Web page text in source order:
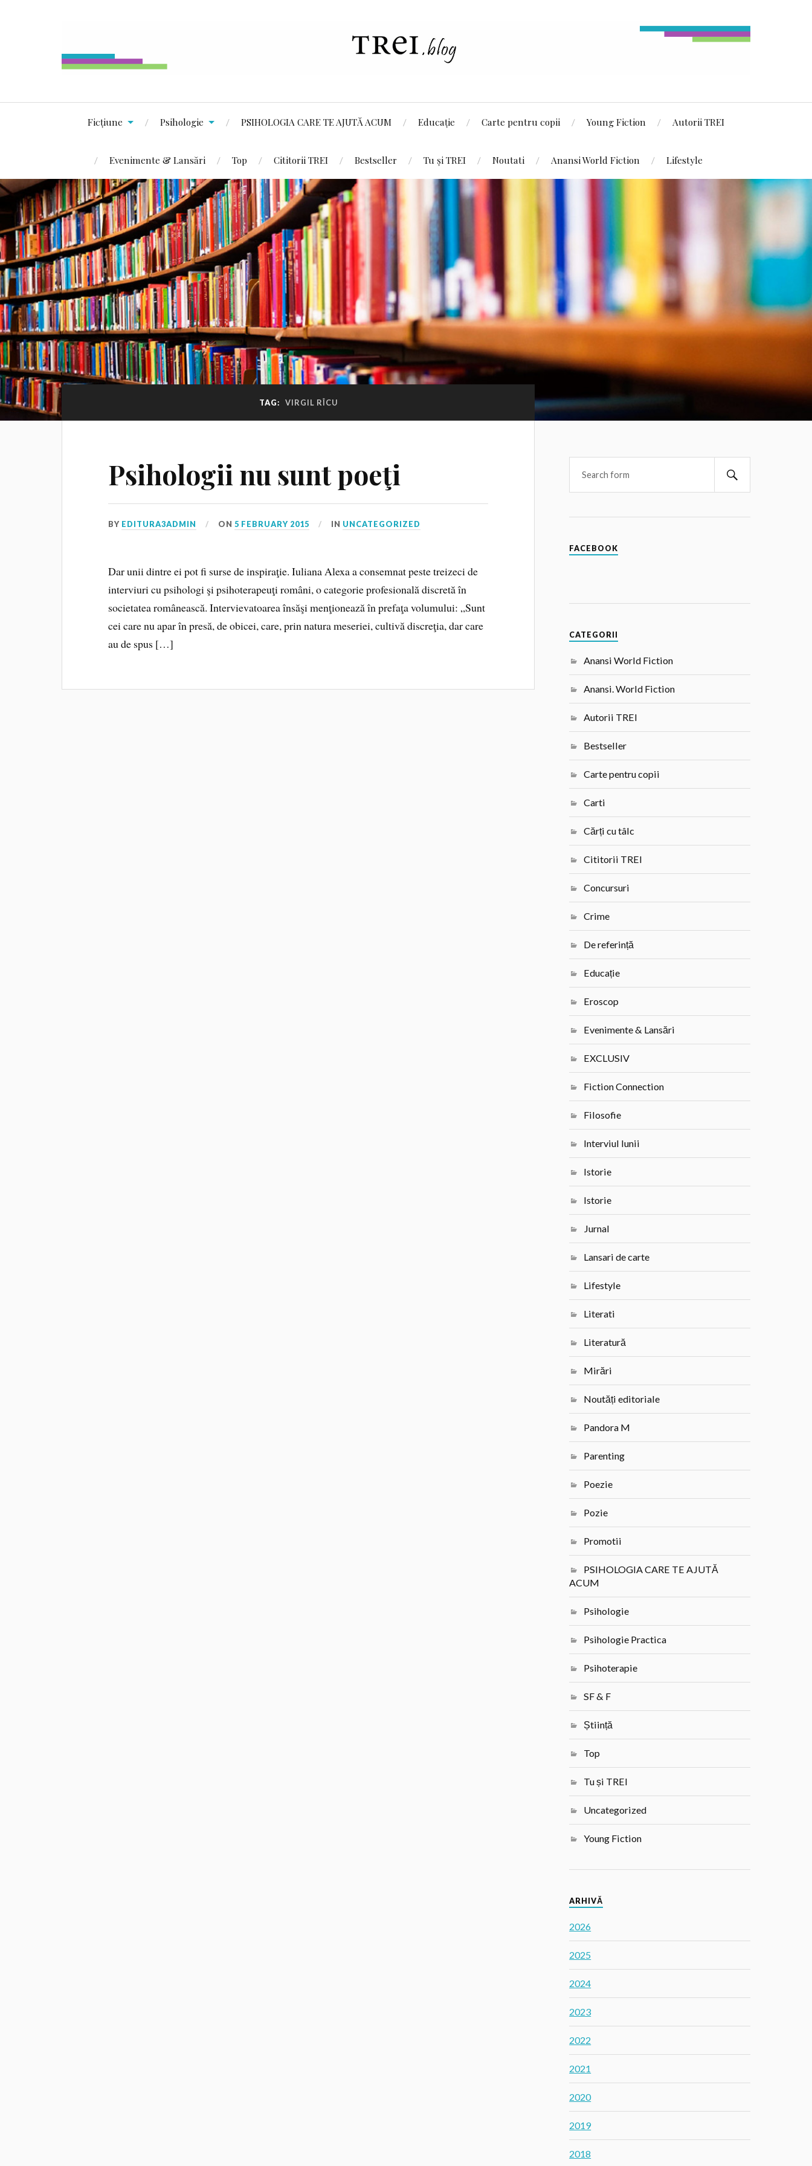
Ficțiune Psihologie PSIHOLOGIA CARE TE AJUTĂ ACUM Educație Carte pentru copii Young Fiction Autorii TREI
Evenimente & Lansări Top Cititorii TREI Bestseller Tu și TREI Noutati Anansi World Fiction Lifestyle
TAG: VIRGIL RÎCU
Psihologii nu sunt poeţi
BY EDITURA3ADMIN ON5 FEBRUARY 2015 IN UNCATEGORIZED
Dar unii dintre ei pot fi surse de inspiraţie. Iuliana Alexa a consemnat peste treizeci de
interviuri cu psihologi şi psihoterapeuţi români, o categorie profesională discretă în
societatea românească. Intervievatoarea însăşi menţionează în prefaţa volumului: „Sunt
cei care nu apar în presă, de obicei, care, prin natura meseriei, cultivă discreţia, dar care
au de spus […]
FACEBOOK
CATEGORII
Anansi World Fiction
Anansi. World Fiction
Autorii TREI
Bestseller
Carte pentru copii
Carti
Cărți cu tâlc
Cititorii TREI
Concursuri
Crime
De referință
Educație
Eroscop
Evenimente & Lansări
EXCLUSIV
Fiction Connection
Filosofie
Interviul lunii
Istorie
Istorie
Jurnal
Lansari de carte
Lifestyle
Literati
Literatură
Mirări
Noutăți editoriale
Pandora M
Parenting
Poezie
Pozie
Promotii
PSIHOLOGIA CARE TE AJUTĂ
ACUM
Psihologie
Psihologie Practica
Psihoterapie
SF & F
Știință
Top
Tu și TREI
Uncategorized
Young Fiction
ARHIVĂ
2026
2025
2024
2023
2022
2021
2020
2019
2018